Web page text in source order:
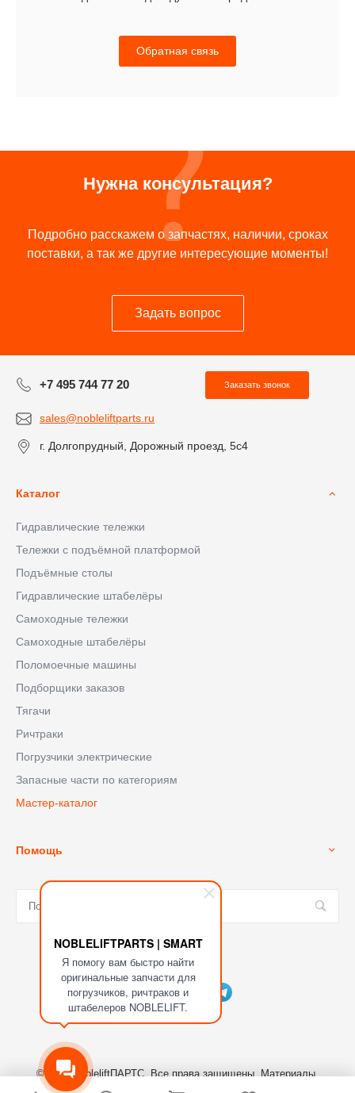
NOBLELIFTPARTS | SMART
Я помогу вам быстро найти
оригинальные запчасти для
погрузчиков, ричтраков и
штабелеров NOBLELIFT.
Обратная связь
Нужна консультация?
Подробно расскажем о запчастях, наличии, сроках
поставки, а так же другие интересующие моменты!
Задать вопрос
+7 495 744 77 20 Заказать звонок
sales@nobleliftparts.ru
г. Долгопрудный, Дорожный проезд, 5с4
Каталог
Гидравлические тележки
Тележки с подъёмной платформой
Подъёмные столы
Гидравлические штабелёры
Самоходные тележки
Самоходные штабелёры
Поломоечные машины
Подборщики заказов
Тягачи
Ричтраки
Погрузчики электрические
Запасные части по категориям
Мастер-каталог
Помощь
Мы в соц. сетях
© 2023 NobleliftПАРТС, Все права защищены. Материалы,
размещенные на сайте являются собственностью ООО